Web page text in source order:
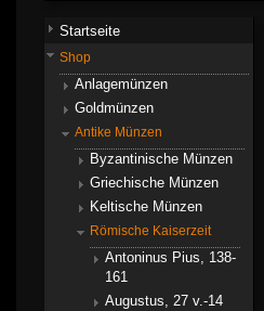
Startseite
Shop
Anlagemünzen
Goldmünzen
Antike Münzen
Byzantinische Münzen
Griechische Münzen
Keltische Münzen
Römische Kaiserzeit
Antoninus Pius, 138-
161
Augustus, 27 v.-14